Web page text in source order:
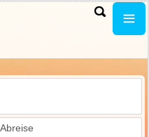
Abreise